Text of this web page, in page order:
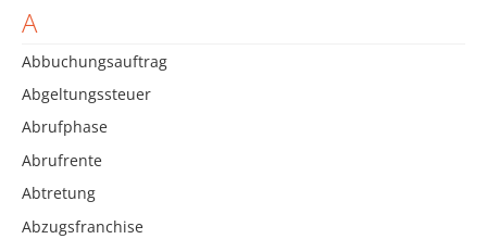
A
Abbuchungsauftrag
Abgeltungssteuer
Abrufphase
Abrufrente
Abtretung
Abzugsfranchise